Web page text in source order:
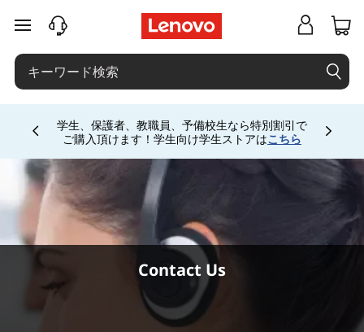
C
o
n
メインコンテンツにスキップする
学生、保護者、教職員、予備校生なら特別割引で
ご購入頂けます！学生向け学生ストアはこちら
Currently displaying item 4 of
Contact Us